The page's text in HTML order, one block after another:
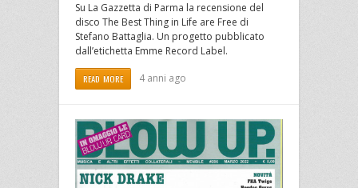
Su La Gazzetta di Parma la recensione del
disco The Best Thing in Life are Free di
Stefano Battaglia. Un progetto pubblicato
dall’etichetta Emme Record Label.
READ MORE 4 anni ago